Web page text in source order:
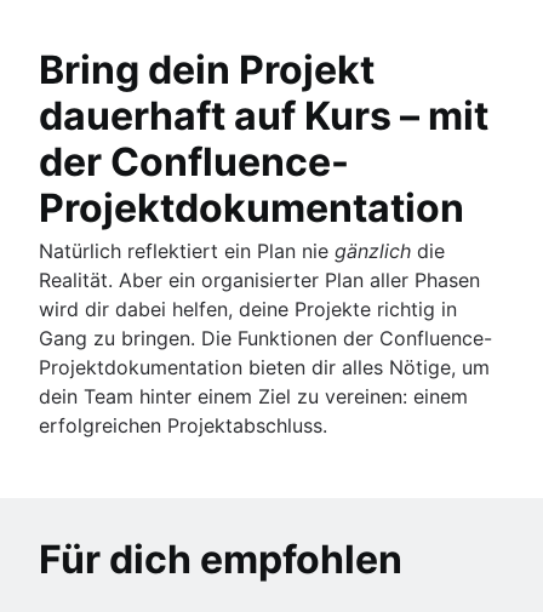
Bring dein Projekt
dauerhaft auf Kurs – mit
der Confluence-
Projektdokumentation
Natürlich reflektiert ein Plan nie gänzlich die
Realität. Aber ein organisierter Plan aller Phasen
wird dir dabei helfen, deine Projekte richtig in
Gang zu bringen. Die Funktionen der Confluence-
Projektdokumentation bieten dir alles Nötige, um
dein Team hinter einem Ziel zu vereinen: einem
erfolgreichen Projektabschluss.
Für dich empfohlen